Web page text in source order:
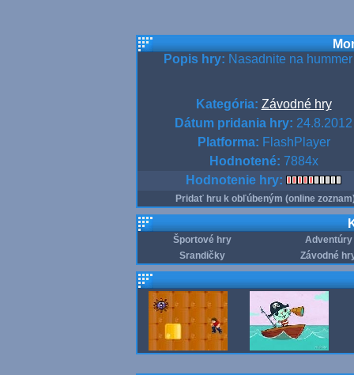
Popis hry: Nasadnite na
Kategória: Závodné hry
Dátum pridania hry: 24.8.2012
Platforma: FlashPlayer
Hodnotené: 7884x
Hodnotenie hry:
Pridať hru k obľúbeným (online
Športové hry
Adventúry
Srandičky
Závodné